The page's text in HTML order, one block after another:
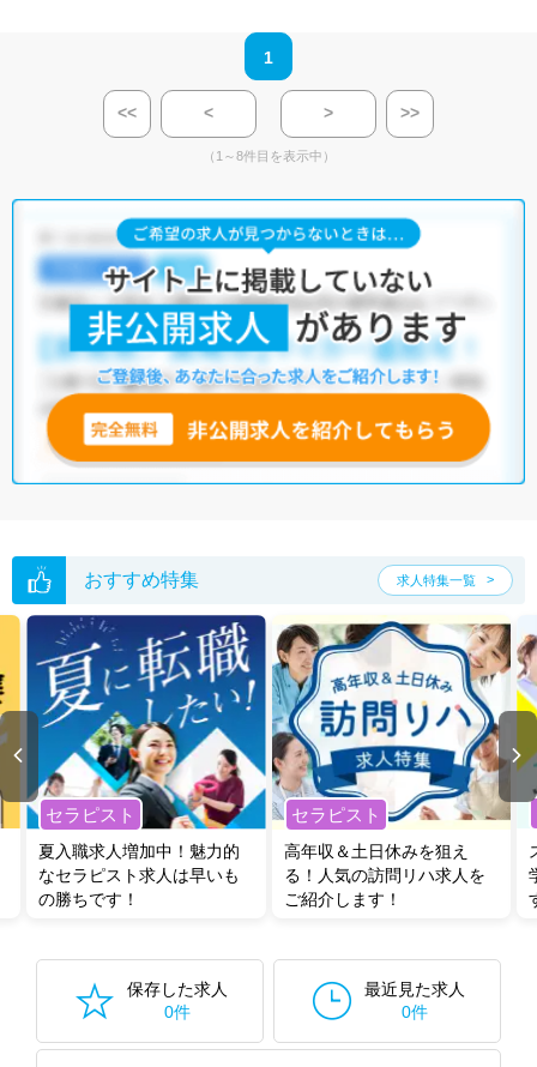
1
<< < > >>
（1～8件目を表示中）
おすすめ特集 求人特集一覧
セラピスト
夏入職求人増加中！魅力的
なセラピスト求人は早いも
の勝ちです！
セラピスト
高年収＆土日休みを狙え
る！人気の訪問リハ求人を
ご紹介します！
保存した求人
0件
最近見た求人
0件